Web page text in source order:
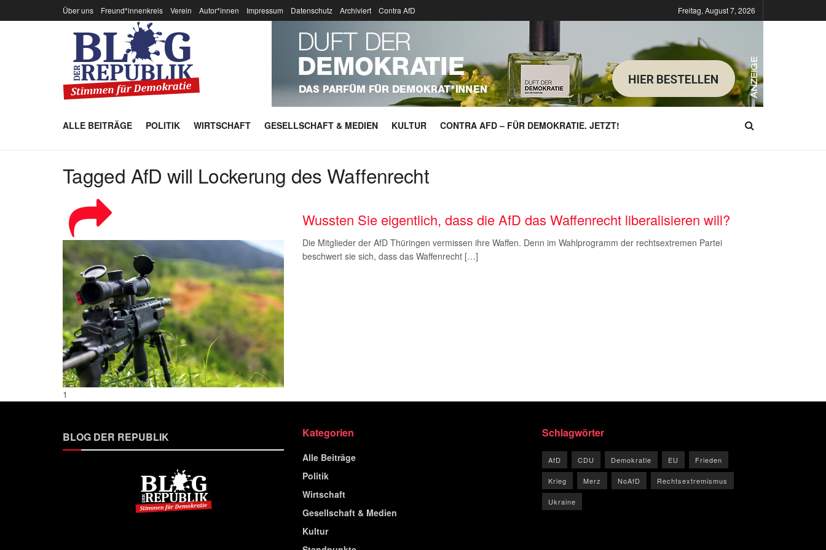
Über uns Freund*innenkreis Verein Autor*innen Impressum Datenschutz Archiviert Contra AfD Freitag, August 7, 2026
ALLE BEITRÄGE POLITIK WIRTSCHAFT GESELLSCHAFT & MEDIEN KULTUR CONTRA AFD – FÜR DEMOKRATIE. JETZT!
Tagged AfD will Lockerung des Waffenrecht
1
Wussten Sie eigentlich, dass die AfD das Waffenrecht liberalisieren will?
Die Mitglieder der AfD Thüringen vermissen ihre Waffen. Denn im Wahlprogramm der rechtsextremen Partei
beschwert sie sich, dass das Waffenrecht […]
BLOG DER REPUBLIK Kategorien
Alle Beiträge
Politik
Wirtschaft
Gesellschaft & Medien
Kultur
Schlagwörter
AfD CDU Demokratie EU Frieden
Krieg Merz NoAfD Rechtsextremismus
Ukraine